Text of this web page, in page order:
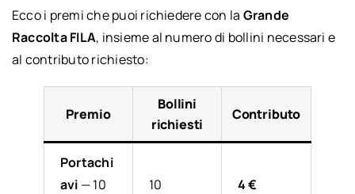
Ecco i premi che puoi richiedere con la Grande
Raccolta FILA, insieme al numero di bollini necessari e
al contributo richiesto:
Premio
Bollini
richiesti
Contributo
Portachi
avi — 10
10 4 €